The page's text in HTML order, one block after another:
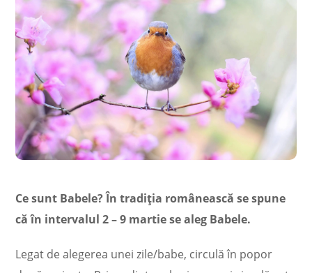
Ce sunt Babele? În tradiția românească se spune
că în intervalul 2 – 9 martie se aleg Babele.
Legat de alegerea unei zile/babe, circulă în popor